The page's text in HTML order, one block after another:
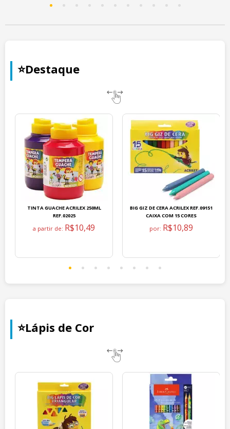
⭐Destaque
TINTA GUACHE ACRILEX 250ML
REF.02025
a partir de: R$10,49
BIG GIZ DE CERA ACRILEX REF.09151
CAIXA COM 15 CORES
por: R$10,89
⭐Lápis de Cor